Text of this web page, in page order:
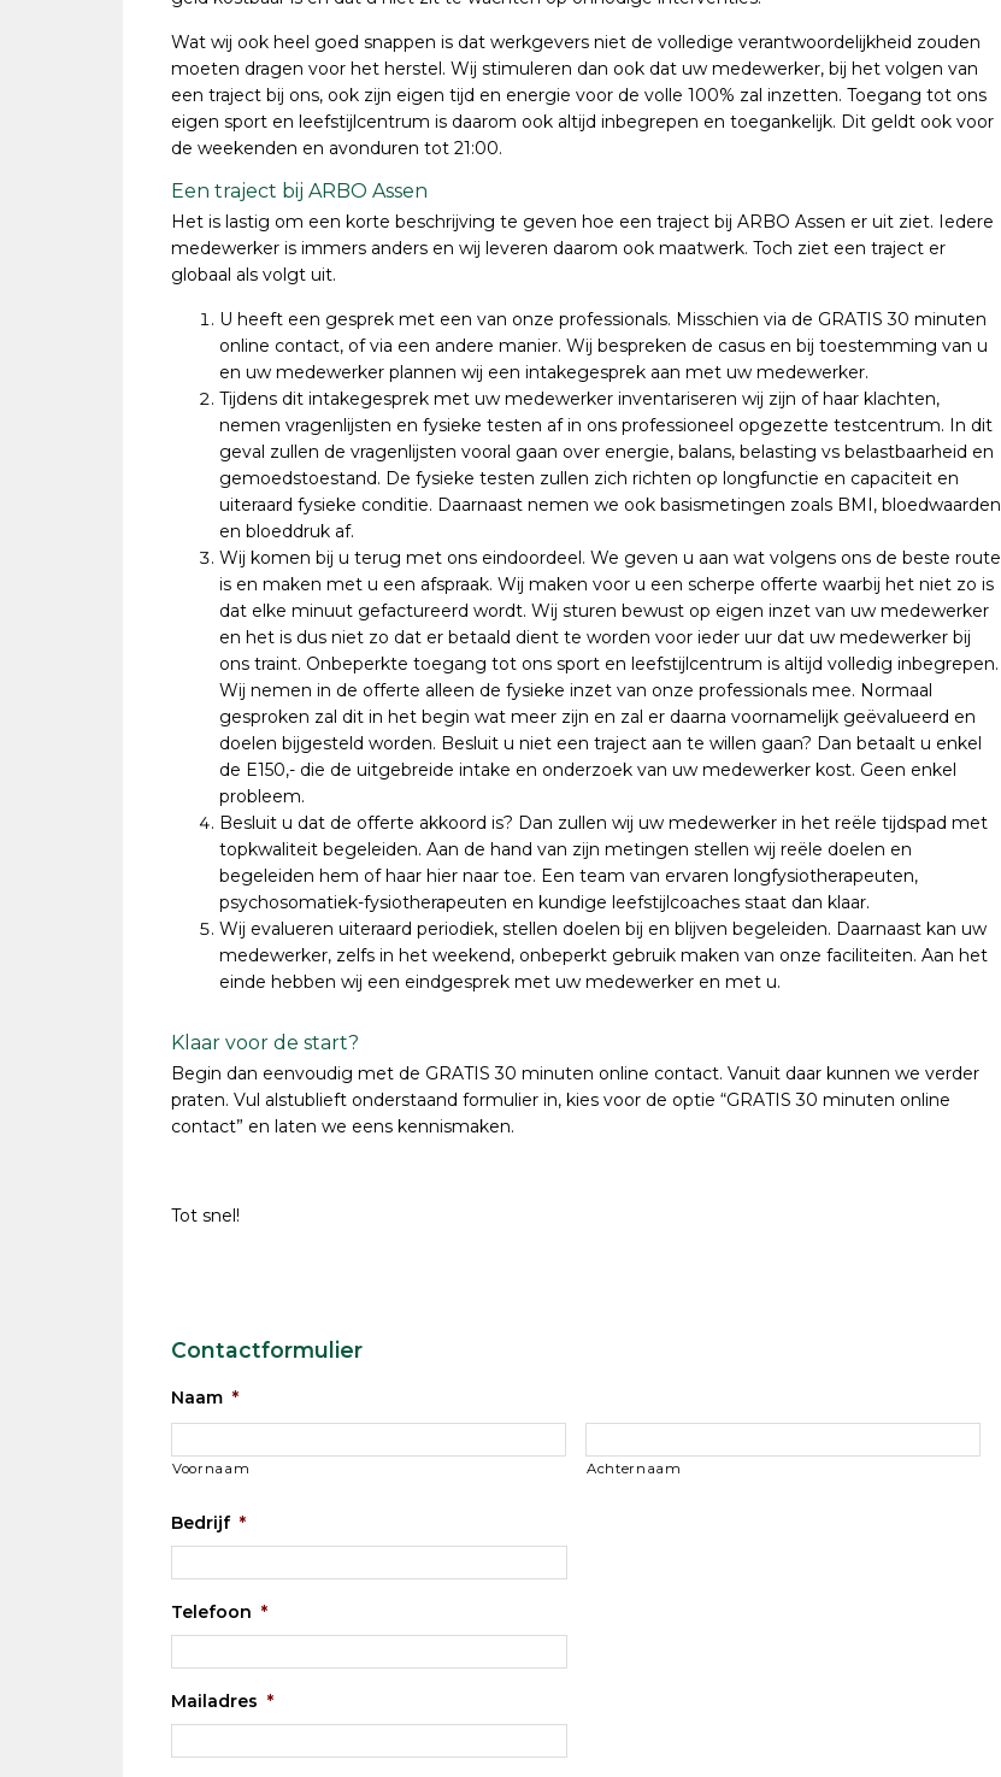
Wat wij ook heel goed snappen is dat werkgevers niet de volledige verantwoordelijkheid zouden
moeten dragen voor het herstel. Wij stimuleren dan ook dat uw medewerker, bij het volgen van
een traject bij ons, ook zijn eigen tijd en energie voor de volle 100% zal inzetten. Toegang tot ons
eigen sport en leefstijlcentrum is daarom ook altijd inbegrepen en toegankelijk. Dit geldt ook voor
de weekenden en avonduren tot 21:00.
Een traject bij ARBO Assen
Het is lastig om een korte beschrijving te geven hoe een traject bij ARBO Assen er uit ziet. Iedere
medewerker is immers anders en wij leveren daarom ook maatwerk. Toch ziet een traject er
globaal als volgt uit.
U heeft een gesprek met een van onze professionals. Misschien via de GRATIS 30 minuten
online contact, of via een andere manier. Wij bespreken de casus en bij toestemming van u
en uw medewerker plannen wij een intakegesprek aan met uw medewerker.
Tijdens dit intakegesprek met uw medewerker inventariseren wij zijn of haar klachten,
nemen vragenlijsten en fysieke testen af in ons professioneel opgezette testcentrum. In dit
geval zullen de vragenlijsten vooral gaan over energie, balans, belasting vs belastbaarheid en
gemoedstoestand. De fysieke testen zullen zich richten op longfunctie en capaciteit en
uiteraard fysieke conditie. Daarnaast nemen we ook basismetingen zoals BMI, bloedwaarden
en bloeddruk af.
Wij komen bij u terug met ons eindoordeel. We geven u aan wat volgens ons de beste route
is en maken met u een afspraak. Wij maken voor u een scherpe offerte waarbij het niet zo is
dat elke minuut gefactureerd wordt. Wij sturen bewust op eigen inzet van uw medewerker
en het is dus niet zo dat er betaald dient te worden voor ieder uur dat uw medewerker bij
ons traint. Onbeperkte toegang tot ons sport en leefstijlcentrum is altijd volledig inbegrepen.
Wij nemen in de offerte alleen de fysieke inzet van onze professionals mee. Normaal
gesproken zal dit in het begin wat meer zijn en zal er daarna voornamelijk geëvalueerd en
doelen bijgesteld worden. Besluit u niet een traject aan te willen gaan? Dan betaalt u enkel
de E150,- die de uitgebreide intake en onderzoek van uw medewerker kost. Geen enkel
probleem.
Besluit u dat de offerte akkoord is? Dan zullen wij uw medewerker in het reële tijdspad met
topkwaliteit begeleiden. Aan de hand van zijn metingen stellen wij reële doelen en
begeleiden hem of haar hier naar toe. Een team van ervaren longfysiotherapeuten,
psychosomatiek-fysiotherapeuten en kundige leefstijlcoaches staat dan klaar.
Wij evalueren uiteraard periodiek, stellen doelen bij en blijven begeleiden. Daarnaast kan uw
medewerker, zelfs in het weekend, onbeperkt gebruik maken van onze faciliteiten. Aan het
einde hebben wij een eindgesprek met uw medewerker en met u.
Klaar voor de start?
Begin dan eenvoudig met de GRATIS 30 minuten online contact. Vanuit daar kunnen we verder
praten. Vul alstublieft onderstaand formulier in, kies voor de optie “GRATIS 30 minuten online
contact” en laten we eens kennismaken.
Tot snel!
Contactformulier
Naam *
Voornaam Achternaam
Bedrijf *
Telefoon *
Mailadres *